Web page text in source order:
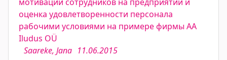
оценка удовлетворенности персонала
рабочими условиями на примере фирмы AA
Iludus OÜ
Saareke, Jana 11.06.2015